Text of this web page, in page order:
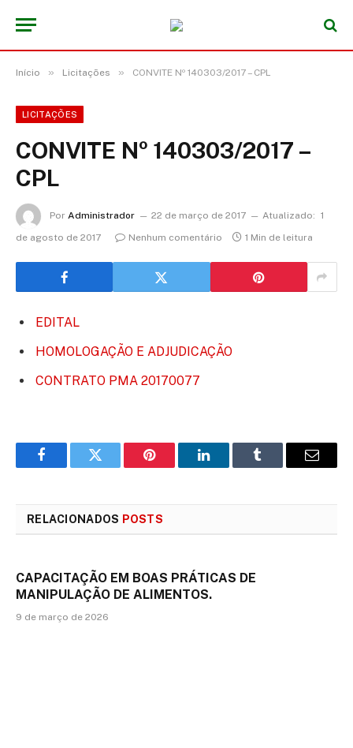
Início » Licitações » CONVITE Nº 140303/2017 – CPL
LICITAÇÕES
CONVITE Nº 140303/2017 –
CPL
Por Administrador 22 de março de 2017 Atualizado: 1
de agosto de 2017
Nenhum comentário 1 Min de leitura
EDITAL
HOMOLOGAÇÃO E ADJUDICAÇÃO
CONTRATO PMA 20170077
FacebookTwitter Pinterest LinkedInTumblr
E-
RELACIONADOS POSTS
CAPACITAÇÃO EM BOAS PRÁTICAS DE
MANIPULAÇÃO DE ALIMENTOS.
9 de março de 2026